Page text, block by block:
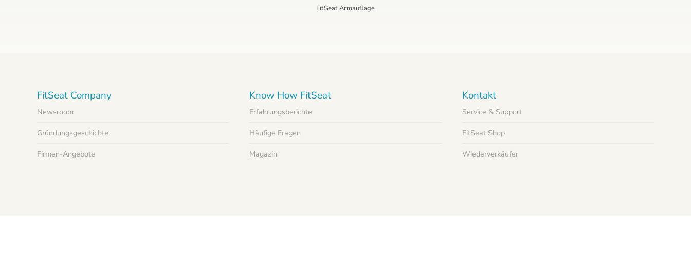
FitSeat Armauflage
FitSeat Company
Newsroom
Gründungsgeschichte
Firmen-Angebote
Know How FitSeat
Erfahrungsberichte
Häufige Fragen
Magazin
Kontakt
Service & Support
FitSeat Shop
Wiederverkäufer